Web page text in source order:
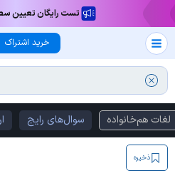
تست رایگان تعیین
خرید اشتراک
لغات هم‌خانواده سوال‌های رایج
ذخیره